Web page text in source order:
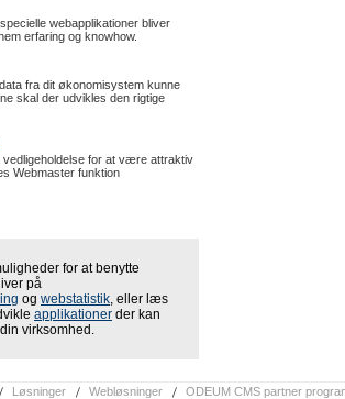
webapplikationer bliver
erfaring og knowhow.
fra dit økonomisystem kunne
skal der udvikles den rigtige
for at være attraktiv
Webmaster funktion
for at benytte
på
og webstatistik, eller læs
applikationer der kan
virksomhed.
Løsninger Webløsninger ODEUM CMS partner